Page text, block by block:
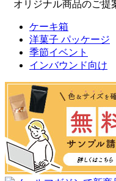
オリジナル商品のご提
ケーキ箱
洋菓子 パッケージ
季節イベント
インバウンド向け